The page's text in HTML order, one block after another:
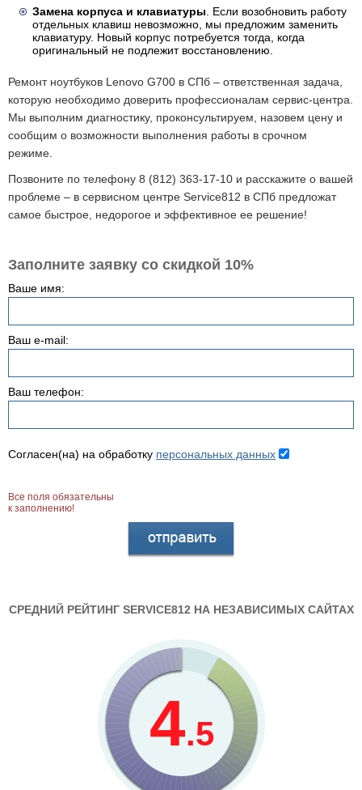
Замена корпуса и клавиатуры . Если возобновить работу
отдельных клавиш невозможно, мы предложим заменить
клавиатуру. Новый корпус потребуется тогда, когда
оригинальный не подлежит восстановлению.
Ремонт ноутбуков Lenovo G700 в СПб – ответственная задача,
которую необходимо доверить профессионалам сервис-центра.
Мы выполним диагностику, проконсультируем, назовем цену и
сообщим о возможности выполнения работы в срочном
режиме.
Позвоните по телефону 8 (812) 363-17-10 и расскажите о вашей
проблеме – в сервисном центре Service812 в СПб предложат
самое быстрое, недорогое и эффективное ее решение!
Заполните заявку со скидкой 10%
Ваше имя:
Ваш e-mail:
Ваш телефон:
Согласен(на) на обработку персональных данных
Все поля обязательны
к заполнению!
СРЕДНИЙ РЕЙТИНГ SERVICE812 НА НЕЗАВИСИМЫХ САЙТАХ
4.5